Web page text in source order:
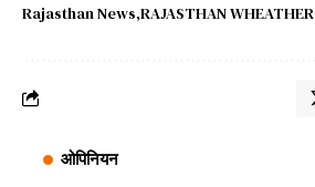
Rajasthan News RAJASTHAN WHEATHER
ओपिनियन